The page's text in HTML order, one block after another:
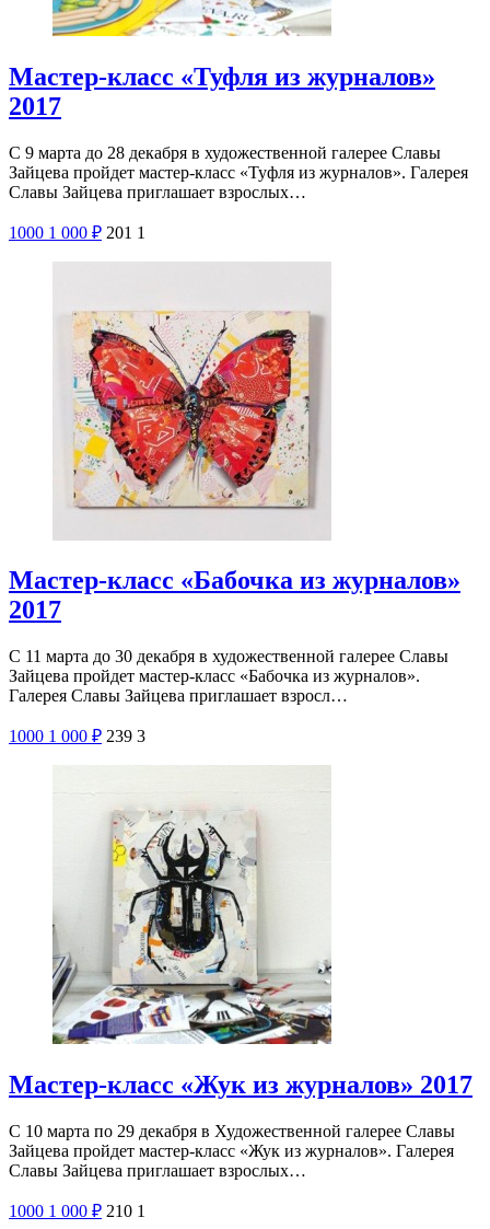
Мастер-класс «Туфля из журналов»
2017
С 9 марта до 28 декабря в художественной галерее Славы
Зайцева пройдет мастер-класс «Туфля из журналов». Галерея
Славы Зайцева приглашает взрослых…
1000 1 000 ₽ 201 1
Мастер-класс «Бабочка из журналов»
2017
С 11 марта до 30 декабря в художественной галерее Славы
Зайцева пройдет мастер-класс «Бабочка из журналов».
Галерея Славы Зайцева приглашает взросл…
1000 1 000 ₽ 239 3
Мастер-класс «Жук из журналов» 2017
С 10 марта по 29 декабря в Художественной галерее Славы
Зайцева пройдет мастер-класс «Жук из журналов». Галерея
Славы Зайцева приглашает взрослых…
1000 1 000 ₽ 210 1